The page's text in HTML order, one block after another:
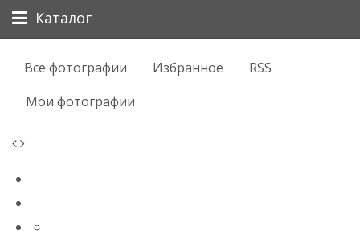
Каталог
Все фотографии Избранное
RSS
Мои фотографии